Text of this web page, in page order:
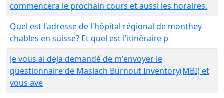
commencera le prochain cours et aussi les horaires.
Quel est l'adresse de l'hôpital régional de monthey-
chables en suisse? Et quel est l'itinéraire p
Je vous ai deja demandé de m'envoyer le
questionnaire de Maslach Burnout Inventory(MBI) et
vous ave